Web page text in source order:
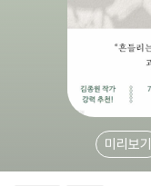
미리보기